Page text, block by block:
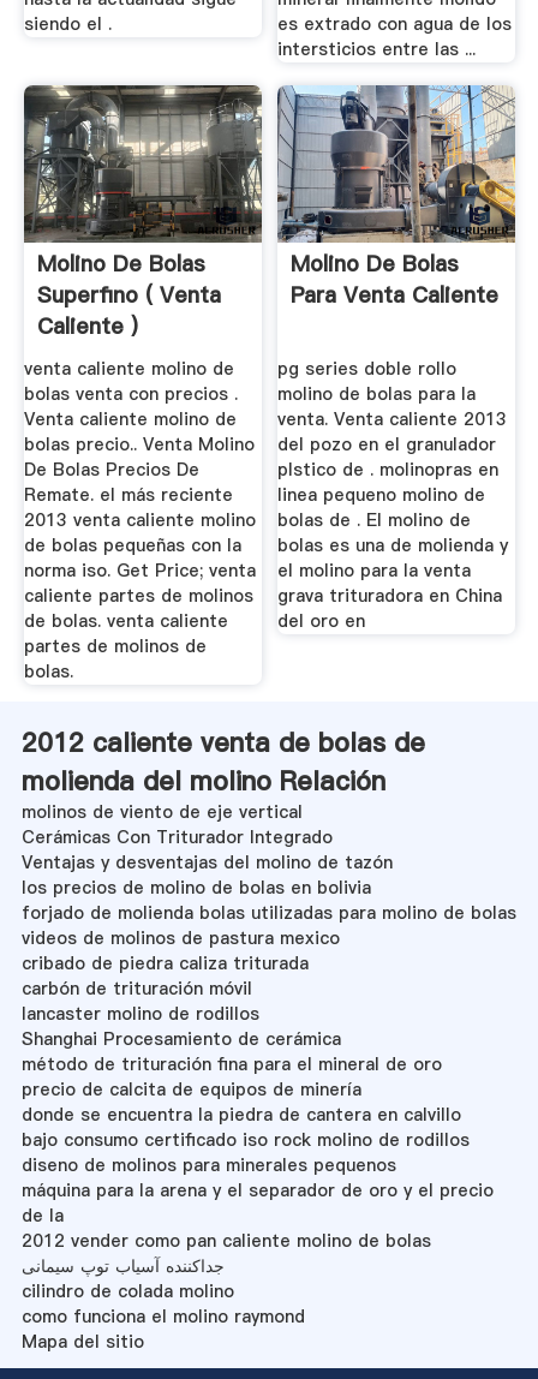
siendo el .
es extrado con agua de los
intersticios entre las ...
Molino De Bolas
Superfino ( Venta
Caliente )
venta caliente molino de
bolas venta con precios .
Venta caliente molino de
bolas precio.. Venta Molino
De Bolas Precios De
Remate. el más reciente
2013 venta caliente molino
de bolas pequeñas con la
norma iso. Get Price; venta
caliente partes de molinos
de bolas. venta caliente
partes de molinos de
bolas.
Molino De Bolas
Para Venta Caliente
pg series doble rollo
molino de bolas para la
venta. Venta caliente 2013
del pozo en el granulador
plstico de . molinopras en
linea pequeno molino de
bolas de . El molino de
bolas es una de molienda y
el molino para la venta
grava trituradora en China
del oro en
2012 caliente venta de bolas de
molienda del molino Relación
molinos de viento de eje vertical
Cerámicas Con Triturador Integrado
Ventajas y desventajas del molino de tazón
los precios de molino de bolas en bolivia
forjado de molienda bolas utilizadas para molino de bolas
videos de molinos de pastura mexico
cribado de piedra caliza triturada
carbón de trituración móvil
lancaster molino de rodillos
Shanghai Procesamiento de cerámica
método de trituración fina para el mineral de oro
precio de calcita de equipos de minería
donde se encuentra la piedra de cantera en calvillo
bajo consumo certificado iso rock molino de rodillos
diseno de molinos para minerales pequenos
máquina para la arena y el separador de oro y el precio
de la
2012 vender como pan caliente molino de bolas
جداکننده آسیاب توپ سیمانی
cilindro de colada molino
como funciona el molino raymond
Mapa del sitio